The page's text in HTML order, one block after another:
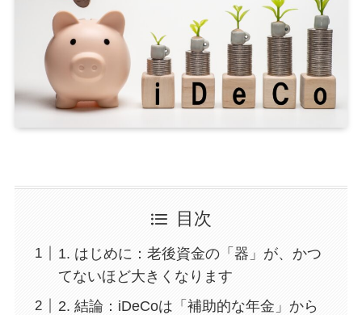
目次
1. はじめに：老後資金の「器」が、かつ
てないほど大きくなります
2. 結論：iDeCoは「補助的な年金」から